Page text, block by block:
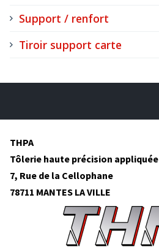
Support / renfort
Tiroir support carte
THPA
Tôlerie haute précision appliquée
7, Rue de la Cellophane
78711 MANTES LA VILLE